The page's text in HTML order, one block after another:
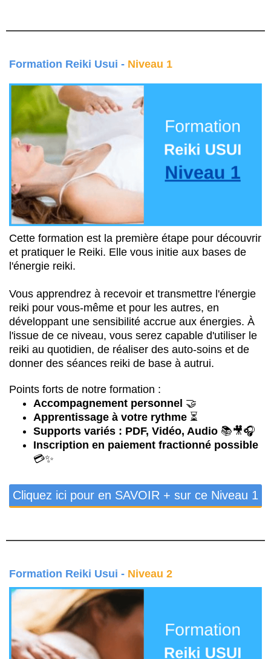
Formation Reiki Usui - Niveau 1
Cette formation est la première étape pour découvrir
et pratiquer le Reiki. Elle vous initie aux bases de
l'énergie reiki.
Vous apprendrez à recevoir et transmettre l'énergie
reiki pour vous-même et pour les autres, en
développant une sensibilité accrue aux énergies. À
l'issue de ce niveau, vous serez capable d'utiliser le
reiki au quotidien, de réaliser des auto-soins et de
donner des séances reiki de base à autrui.
Points forts de notre formation :
Accompagnement personnel 🤝
Apprentissage à votre rythme ⏳
Supports variés : PDF, Vidéo, Audio 📚🎥🎧
Inscription en paiement fractionné possible
💳✨
Cliquez ici pour en SAVOIR + sur ce Niveau 1
Formation Reiki Usui - Niveau 2